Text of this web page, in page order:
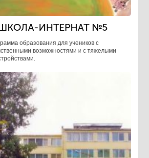
ИНТЕРНАТ №5
образования для учеников с
возможностями и с тяжелыми